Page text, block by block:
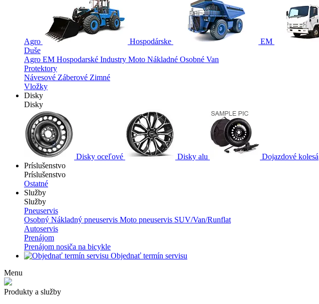
Agro Hospodárske EM
Duše
Agro EM Hospodarské Industry Moto Nákladné Osobné Van
Protektory
Návesové Záberové Zimné
Vložky
Disky
Disky
Disky oceľové Disky alu
Dojazdové kolesá
Príslušenstvo
Príslušenstvo
Ostatné
Služby
Služby
Pneuservis
Osobný Nákladný pneuservis Moto pneuservis SUV/Van/Runflat
Autoservis
Prenájom
Prenájom nosiča na bicykle
Objednať termín servisu
Menu
Produkty a služby